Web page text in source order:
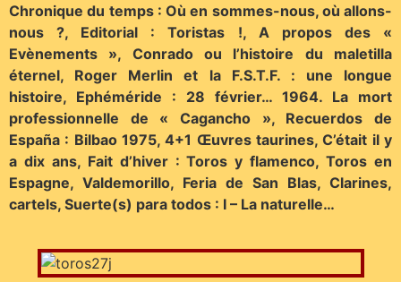
Chronique du temps : Où en sommes-nous, où allons-
nous ?, Editorial : Toristas !, A propos des «
Evènements », Conrado ou l’histoire du maletilla
éternel, Roger Merlin et la F.S.T.F. : une longue
histoire, Ephéméride : 28 février… 1964. La mort
professionnelle de « Cagancho », Recuerdos de
España : Bilbao 1975, 4+1 Œuvres taurines, C’était il y
a dix ans, Fait d’hiver : Toros y flamenco, Toros en
Espagne, Valdemorillo, Feria de San Blas, Clarines,
cartels, Suerte(s) para todos : I – La naturelle…